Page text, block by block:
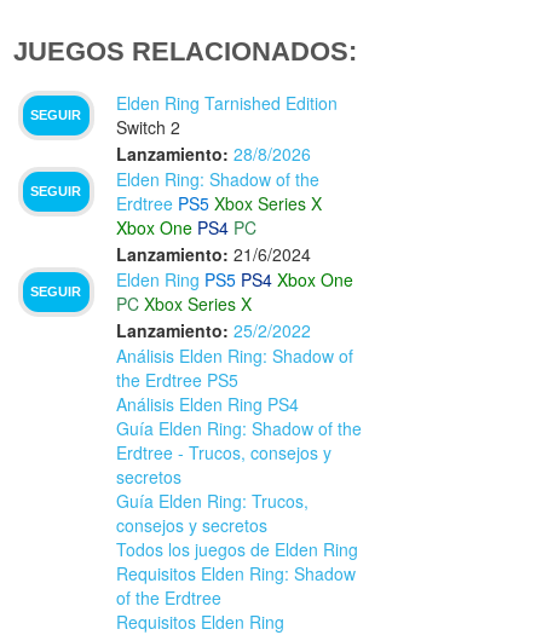
JUEGOS RELACIONADOS:
SEGUIR
Elden Ring Tarnished Edition
Switch 2
Lanzamiento: 28/8/2026
SEGUIR
Elden Ring: Shadow of the
Erdtree PS5 Xbox Series X
Xbox One PS4 PC
Lanzamiento: 21/6/2024
SEGUIR
Elden Ring PS5 PS4 Xbox One
PC Xbox Series X
Lanzamiento: 25/2/2022
Análisis Elden Ring: Shadow of
the Erdtree PS5
Análisis Elden Ring PS4
Guía Elden Ring: Shadow of the
Erdtree - Trucos, consejos y
secretos
Guía Elden Ring: Trucos,
consejos y secretos
Todos los juegos de Elden Ring
Requisitos Elden Ring: Shadow
of the Erdtree
Requisitos Elden Ring